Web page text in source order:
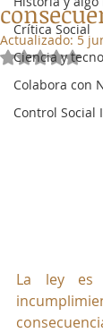
Crítica Social
Ciencia y
Colabora con
Control Social
Actualizado:5
Obtuvo
La ley es